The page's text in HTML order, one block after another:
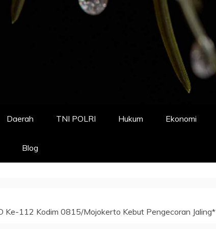
Daerah TNI POLRI Hukum Ekonomi
Blog
Ke-112 Kodim 0815/Mojokerto Kebut Pengecoran Jaling*